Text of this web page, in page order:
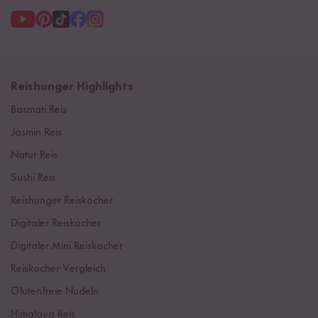
Reishunger Highlights
Basmati Reis
Jasmin Reis
Natur Reis
Sushi Reis
Reishunger Reiskocher
Digitaler Reiskocher
Digitaler Mini Reiskocher
Reiskocher Vergleich
Glutenfreie Nudeln
Himalaya Reis